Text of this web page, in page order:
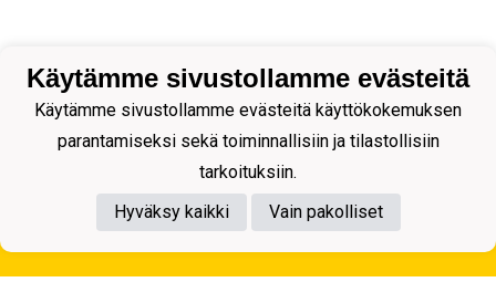
Tietosuojaseloste
Käytämme sivustollamme evästeitä
Käytämme sivustollamme evästeitä käyttökokemuksen
parantamiseksi sekä toiminnallisiin ja tilastollisiin
tarkoituksiin.
Hyväksy kaikki
Vain pakolliset